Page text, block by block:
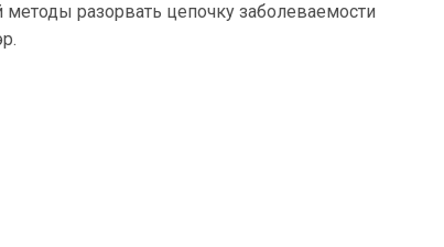
методы разорвать цепочку заболеваемости